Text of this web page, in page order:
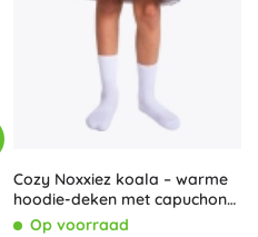
Cozy Noxxiez koala – warme
hoodie-deken met capuchon
voor kinderen van 7–12 jaar
Op voorraad